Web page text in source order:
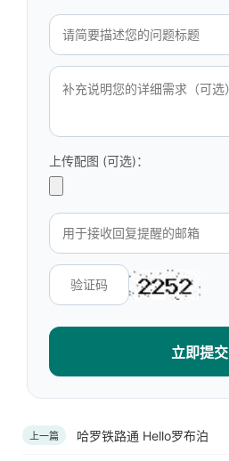
上传配图 (可选)：
立即提交
上一篇 哈罗铁路通 Hello罗布泊